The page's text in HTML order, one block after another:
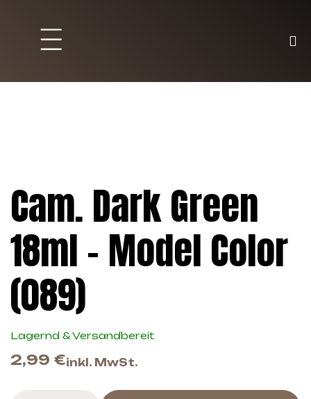
Cam. Dark Green
18ml – Model Color
(089)
Lagernd & Versandbereit
2,99 €inkl. MwSt.